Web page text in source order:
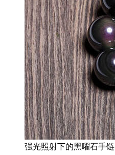
强光照射下的黑曜石手链